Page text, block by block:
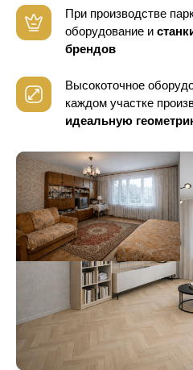
При производстве
оборудование и
брендов
Высокоточное
каждом участке
идеальную